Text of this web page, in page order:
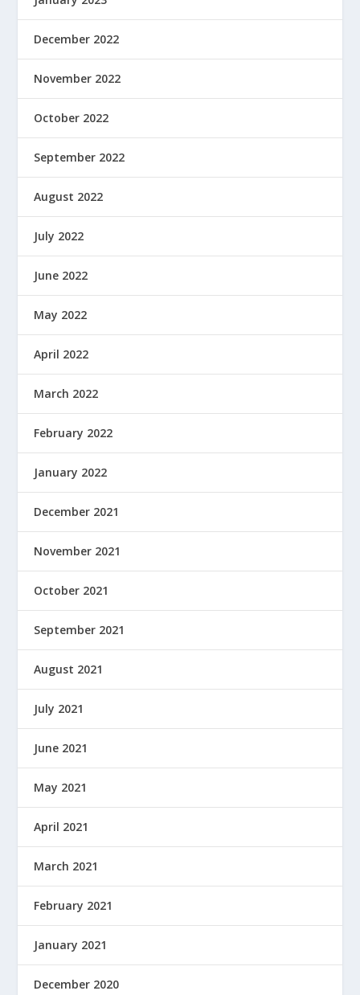
December 2022
November 2022
October 2022
September 2022
August 2022
July 2022
June 2022
May 2022
April 2022
March 2022
February 2022
January 2022
December 2021
November 2021
October 2021
September 2021
August 2021
July 2021
June 2021
May 2021
April 2021
March 2021
February 2021
January 2021
December 2020